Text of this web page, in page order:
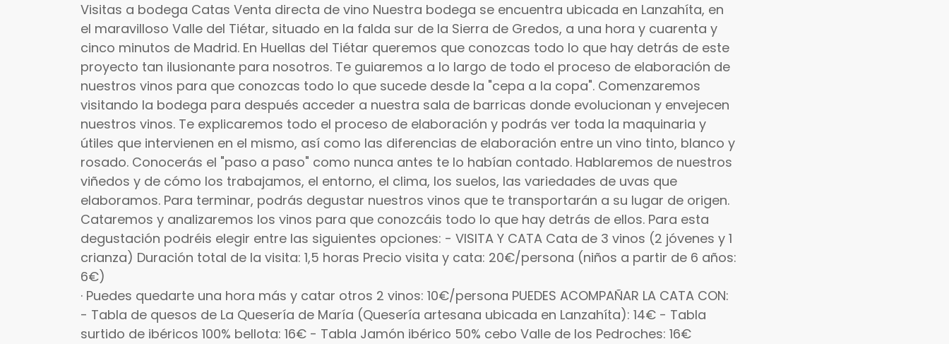
Visitas a bodega Catas Venta directa de vino Nuestra bodega se encuentra ubicada en Lanzahíta, en
el maravilloso Valle del Tiétar, situado en la falda sur de la Sierra de Gredos, a una hora y cuarenta y
cinco minutos de Madrid. En Huellas del Tiétar queremos que conozcas todo lo que hay detrás de este
proyecto tan ilusionante para nosotros. Te guiaremos a lo largo de todo el proceso de elaboración de
nuestros vinos para que conozcas todo lo que sucede desde la "cepa a la copa". Comenzaremos
visitando la bodega para después acceder a nuestra sala de barricas donde evolucionan y envejecen
nuestros vinos. Te explicaremos todo el proceso de elaboración y podrás ver toda la maquinaria y
útiles que intervienen en el mismo, así como las diferencias de elaboración entre un vino tinto, blanco y
rosado. Conocerás el "paso a paso" como nunca antes te lo habían contado. Hablaremos de nuestros
viñedos y de cómo los trabajamos, el entorno, el clima, los suelos, las variedades de uvas que
elaboramos. Para terminar, podrás degustar nuestros vinos que te transportarán a su lugar de origen.
Cataremos y analizaremos los vinos para que conozcáis todo lo que hay detrás de ellos. Para esta
degustación podréis elegir entre las siguientes opciones: - VISITA Y CATA Cata de 3 vinos (2 jóvenes y 1
crianza) Duración total de la visita: 1,5 horas Precio visita y cata: 20€/persona (niños a partir de 6 años:
6€)
· Puedes quedarte una hora más y catar otros 2 vinos: 10€/persona PUEDES ACOMPAÑAR LA CATA CON:
- Tabla de quesos de La Quesería de María (Quesería artesana ubicada en Lanzahíta): 14€ - Tabla
surtido de ibéricos 100% bellota: 16€ - Tabla Jamón ibérico 50% cebo Valle de los Pedroches: 16€